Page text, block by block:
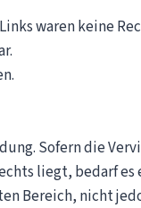
waren keine
Sofern die
liegt, bedarf
Bereich, nicht